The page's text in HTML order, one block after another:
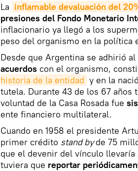
La inflamable devaluación del
presiones del Fondo Monetario
inflacionario ya llegó a los
peso del organismo en la política
Desde que Argentina se adhirió
acuerdos con el organismo,
historia de la entidad y en la
tutela. Durante 43 de los 67
voluntad de la Casa Rosada fue
ente financiero multilateral.
Cuando en 1958 el presidente
primer crédito stand byde 75
que el devenir del vínculo
tuviera que reportar